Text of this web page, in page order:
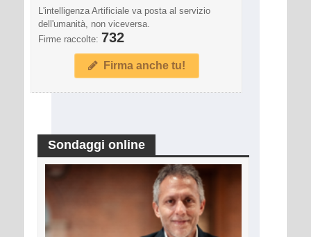
L'intelligenza Artificiale va posta al servizio
dell'umanità, non viceversa.
Firme raccolte: 732
Firma anche tu!
Sondaggi online